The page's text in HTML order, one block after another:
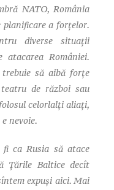
NATO, România
a forțelor.
diverse situații
României.
să aibă forțe
de război sau
celorlalți aliați,
nevoie.
Rusia să atace
Țările Baltice decît
expuși aici. Mai